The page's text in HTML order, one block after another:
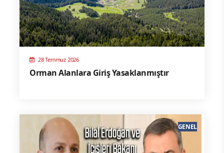
28 Temmuz 2026
Orman Alanlara Giriş Yasaklanmıştır
GENEL